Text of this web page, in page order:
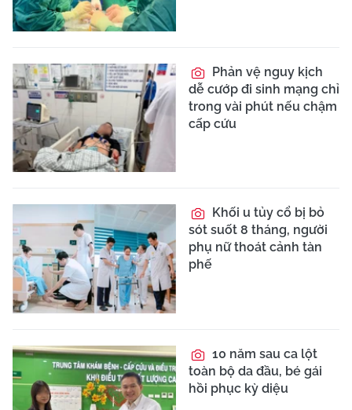
Phản vệ nguy kịch
dễ cướp đi sinh mạng chỉ
trong vài phút nếu chậm
cấp cứu
Khối u tủy cổ bị bỏ
sót suốt 8 tháng, người
phụ nữ thoát cảnh tàn
phế
10 năm sau ca lột
toàn bộ da đầu, bé gái
hồi phục kỳ diệu